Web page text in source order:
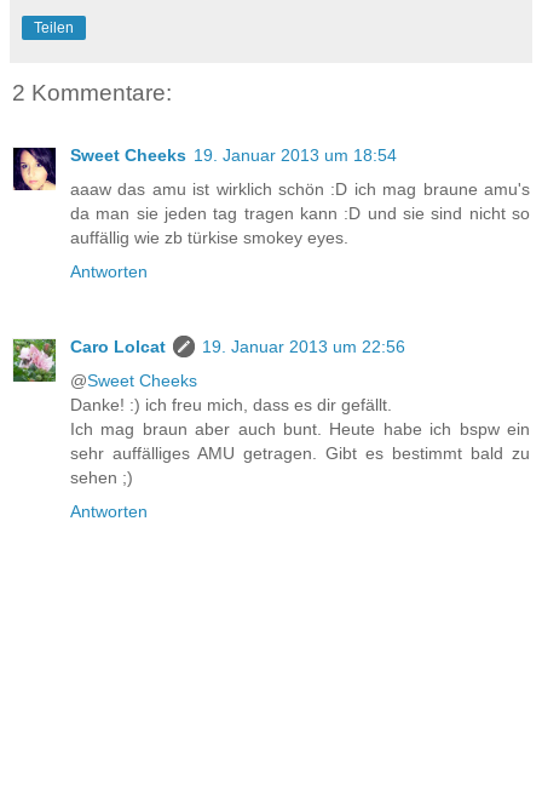
Teilen
2 Kommentare:
Sweet Cheeks 19. Januar 2013 um 18:54
aaaw das amu ist wirklich schön :D ich mag braune amu's
da man sie jeden tag tragen kann :D und sie sind nicht so
auffällig wie zb türkise smokey eyes.
Antworten
Caro Lolcat
19. Januar 2013 um 22:56
@Sweet Cheeks
Danke! :) ich freu mich, dass es dir gefällt.
Ich mag braun aber auch bunt. Heute habe ich bspw ein
sehr auffälliges AMU getragen. Gibt es bestimmt bald zu
sehen ;)
Antworten